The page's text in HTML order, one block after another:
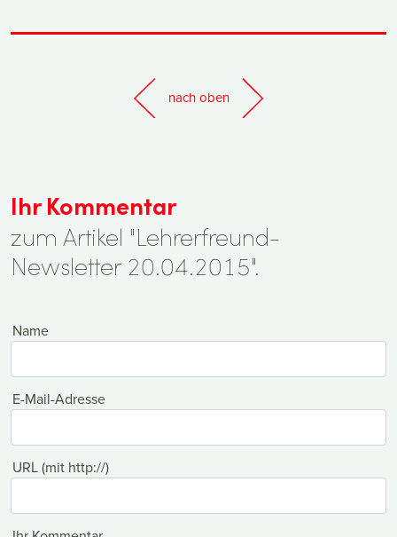
nach oben
Ihr Kommentar
zum Artikel "Lehrerfreund-
Newsletter 20.04.2015".
Name
E-Mail-Adresse
URL (mit http://)